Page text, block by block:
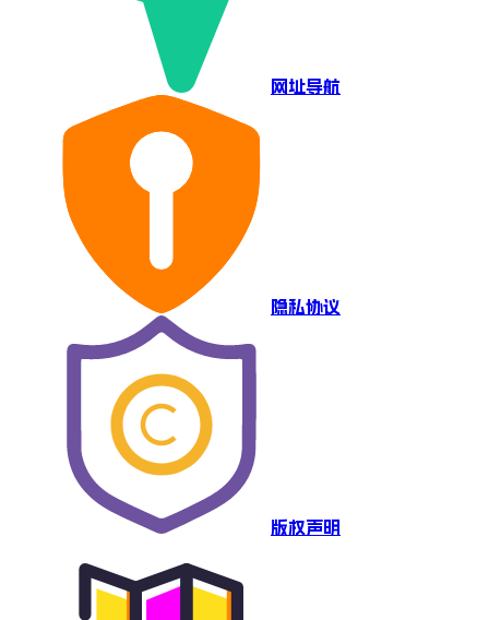
网址导航
隐私协议
版权声明